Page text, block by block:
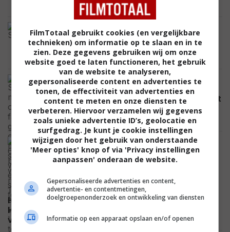
NIEUWS
wereldwijd lager dan beruchte flop
'Morbius'
NIEUWS
Scandinavische misdaadthriller op
Netflix, fantasyserie gebaseerd op spel
moet succes worden en scifi-serie komt
terug
NIEUWS
Al deze 64 films brachten wereldwijd
meer dan 1 miljard dollar op: van
'Avatar' tot 'The Dark Knight'
Hij moest dé schurk spelen in 'Spider-Man:
Homecoming', maar weigerde: "Ik was toe aan een
vakantie"FEATURED
FilmTotaal gebruikt cookies (en vergelijkbare
technieken) om informatie op te slaan en in te
zien. Deze gegevens gebruiken wij om onze
website goed te laten functioneren, het gebruik
van de website te analyseren,
gepersonaliseerde content en advertenties te
tonen, de effectiviteit van advertenties en
content te meten en onze diensten te
verbeteren. Hiervoor verzamelen wij gegevens
zoals unieke advertentie ID’s, geolocatie en
surfgedrag. Je kunt je cookie instellingen
wijzigen door het gebruik van onderstaande
'Meer opties' knop of via 'Privacy instellingen
aanpassen' onderaan de website.
Gepersonaliseerde advertenties en content,
advertentie- en contentmetingen,
doelgroepenonderzoek en ontwikkeling van diensten
Informatie op een apparaat opslaan en/of openen